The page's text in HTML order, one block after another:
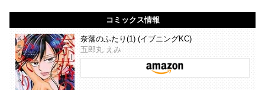
コミックス情報
奈落のふたり(1) (イブニングKC)
五郎丸 えみ